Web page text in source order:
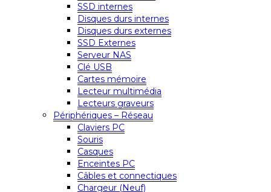
SSD internes
Disques durs internes
Disques durs externes
SSD Externes
Serveur NAS
Clé USB
Cartes mémoire
Lecteur multimédia
Lecteurs graveurs
Périphériques – Réseau
Claviers PC
Souris
Casques
Enceintes PC
Câbles et connectiques
Chargeur (Neuf)